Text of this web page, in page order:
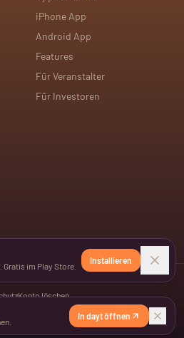
In dayt öffnen
iPhone App
Android App
Features
Für Veranstalter
Für Investoren
Konto löschen
im Play Store.
Installieren